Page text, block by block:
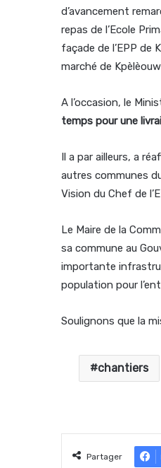
d’avancement
repas de l’Ecole
façade de l’EPP
marché de
A l’occasion, le
temps pour une
Il a par ailleurs, a
autres communes
Vision du Chef de
Le Maire de la
sa commune au
importante
population pour
Soulignons que la
chantiers
Partager